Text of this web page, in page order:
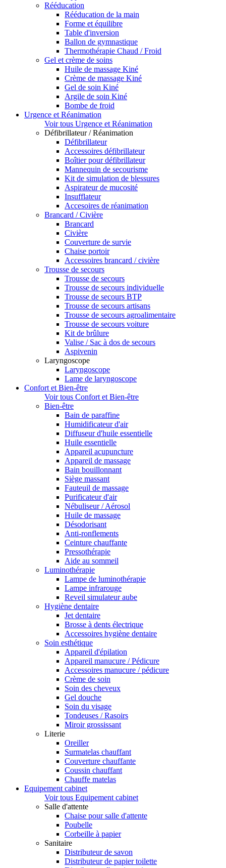
Rééducation
Rééducation de la main
Forme et équilibre
Table d'inversion
Ballon de gymnastique
Thermothérapie Chaud / Froid
Gel et crème de soins
Huile de massage Kiné
Crème de massage Kiné
Gel de soin Kiné
Argile de soin Kiné
Bombe de froid
Urgence et Réanimation
Voir tous Urgence et Réanimation
Défibrillateur / Réanimation
Défibrillateur
Accessoires défibrillateur
Boîtier pour défibrillateur
Mannequin de secourisme
Kit de simulation de blessures
Aspirateur de mucosité
Insufflateur
Accesoires de réanimation
Brancard / Civière
Brancard
Civière
Couverture de survie
Chaise portoir
Accessoires brancard / civière
Trousse de secours
Trousse de secours
Trousse de secours individuelle
Trousse de secours BTP
Trousse de secours artisans
Trousse de secours agroalimentaire
Trousse de secours voiture
Kit de brûlure
Valise / Sac à dos de secours
Aspivenin
Laryngoscope
Laryngoscope
Lame de laryngoscope
Confort et Bien-être
Voir tous Confort et Bien-être
Bien-être
Bain de paraffine
Humidificateur d'air
Diffuseur d'huile essentielle
Huile essentielle
Appareil acupuncture
Appareil de massage
Bain bouillonnant
Siège massant
Fauteuil de massage
Purificateur d'air
Nébuliseur / Aérosol
Huile de massage
Désodorisant
Anti-ronflements
Ceinture chauffante
Pressothérapie
Aide au sommeil
Luminothérapie
Lampe de luminothérapie
Lampe infrarouge
Reveil simulateur aube
Hygiène dentaire
Jet dentaire
Brosse à dents électrique
Accessoires hygiène dentaire
Soin esthétique
Appareil d'épilation
Appareil manucure / Pédicure
Accessoires manucure / pédicure
Crème de soin
Soin des cheveux
Gel douche
Soin du visage
Tondeuses / Rasoirs
Miroir grossissant
Literie
Oreiller
Surmatelas chauffant
Couverture chauffante
Coussin chauffant
Chauffe matelas
Equipement cabinet
Voir tous Equipement cabinet
Salle d'attente
Chaise pour salle d'attente
Poubelle
Corbeille à papier
Sanitaire
Distributeur de savon
Distributeur de papier toilette